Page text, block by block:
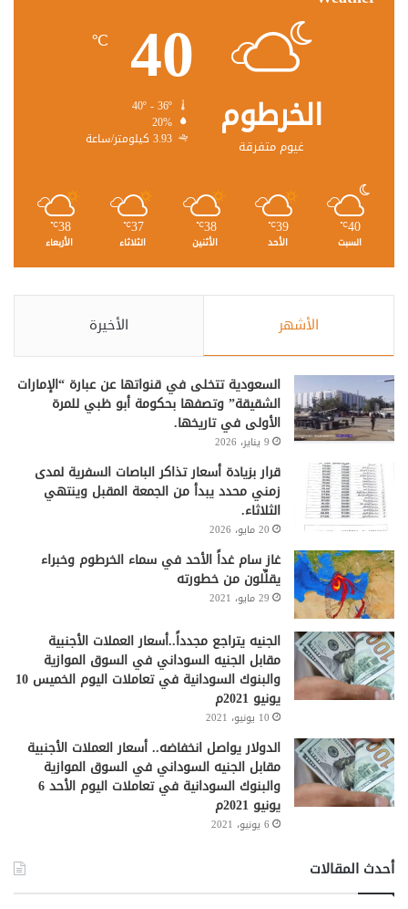
الخرطوم
غيوم متفرقة
40
℃
20%
3.93 كيلومتر/ساعة
40
℃
السبت
39
℃
الأحد
38
℃
الأثنين
37
℃
الثلاثاء
38
℃
الأربعاء
الأشهر الأخيرة
السعودية تتخلى في قنواتها عن عبارة “الإمارات
الشقيقة” وتصفها بحكومة أبو ظبي للمرة
الأولى في تاريخها.
9 يناير، 2026
قرار بزيادة أسعار تذاكر الباصات السفرية لمدى
زمني محدد يبدأ من الجمعة المقبل وينتهي
الثلاثاء.
20 مايو، 2026
غاز سام غداً الأحد في سماء الخرطوم وخبراء
يقلِّلون من خطورته
29 مايو، 2021
الجنيه يتراجع مجدداً..أسعار العملات الأجنبية
مقابل الجنيه السوداني في السوق الموازية
والبنوك السودانية في تعاملات اليوم الخميس 10
يونيو 2021م
10 يونيو، 2021
الدولار يواصل انخفاضه.. أسعار العملات الأجنبية
مقابل الجنيه السوداني في السوق الموازية
والبنوك السودانية في تعاملات اليوم الأحد 6
يونيو 2021م
6 يونيو، 2021
أحدث المقالات